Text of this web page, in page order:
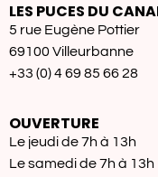
LES PUCES DU
5 rue Eugène Pottier
69100 Villeurbanne
+33 (0) 4 69 85 66 28
OUVERTURE
Le jeudi de 7h à 13h
Le samedi de 7h à 13h